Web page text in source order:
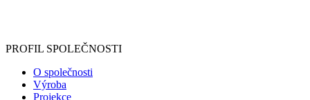
PROFIL SPOLEČNOSTI
O společnosti
Výroba
Projekce